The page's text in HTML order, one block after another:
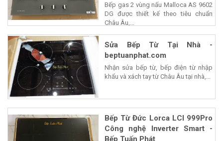
Bếp gas 2 vùng nấu Malloca AS 9602
DG được thiết kế theo tiêu chuẩn
Châu Âu,...
Sửa Bếp Từ Tại Nhà -
beptuanphat.com
Nhận sửa bếp từ, bếp điện từ nhập
khẩu và xách tay từ Châu Âu tại nhà,...
Bếp Từ Đức Lorca LCI 999Pro
Công nghệ Inverter Smart -
Bếp Tuấn Phát